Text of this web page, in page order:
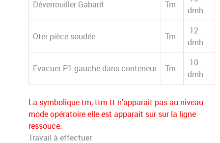
Déverrouiller Gabarit Tm
dmh
Oter pièce soudée Tm
12
dmh
Evacuer P1 gauche dans conteneur Tm
10
dmh
La symbolique tm, ttm tt n'apparait pas au niveau
mode opératoire elle est apparait sur sur la ligne
ressouce.
Travail à effectuer